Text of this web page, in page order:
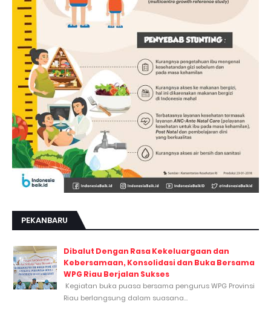
PEKANBARU
Dibalut Dengan Rasa Kekeluargaan dan
Kebersamaan, Konsolidasi dan Buka Bersama
WPG Riau Berjalan Sukses
Kegiatan buka puasa bersama pengurus WPG Provinsi
Riau berlangsung dalam suasana...